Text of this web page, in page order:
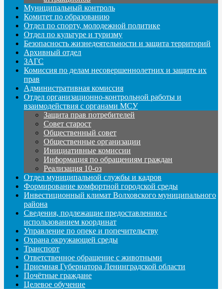
Муниципальный контроль
Комитет по образованию
Отдел по спорту, молодежной политике
Отдел по культуре и туризму
Безопасность жизнедеятельности и защита территорий
Архивный отдел
ЗАГС
Комиссия по делам несовершеннолетних и защите их
прав
Административная комиссия
Отдел организационно-контрольной работы и
взаимодействия с органами МСУ
Защита прав потребителей
Совет старост
Общественный совет
Общественные организации
Инициативные комиссии
Информация по обращениям граждан
Реализация 10-оз
Отдел муниципальной службы и кадров
Формирование комфортной городской среды
Инвестиционный климат Волховского муниципального
района
Сведения, подлежащие предоставлению с
использованием координат
Управление по опеке и попечительству
Охрана окружающей среды
Транспорт
Ответственное обращение с животными
Приемная Губернатора Ленинградской области
Почётные граждане
Целевое обучение